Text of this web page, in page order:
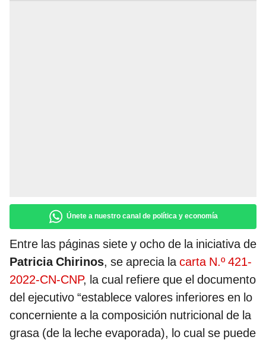
Únete a nuestro canal de política y economía
Entre las páginas siete y ocho de la iniciativa de
Patricia Chirinos, se aprecia lacarta N.º 421-
2022-CN-CNP, la cual refiere que el documento
del ejecutivo “establece valores inferiores en lo
concerniente a la composición nutricional de la
grasa (de la leche evaporada), lo cual se puede